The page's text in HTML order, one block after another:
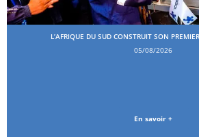
L’AFRIQUE DU SUD CONSTRUIT SON
05/08/2026
En savoir +